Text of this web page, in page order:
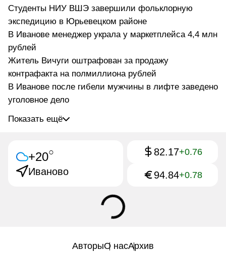
Студенты НИУ ВШЭ завершили фольклорную
экспедицию в Юрьевецком районе
В Иванове менеджер украла у маркетплейса 4,4 млн
рублей
Житель Вичуги оштрафован за продажу
контрафакта на полмиллиона рублей
В Иванове после гибели мужчины в лифте заведено
уголовное дело
Показать ещё
+20○
Иваново
82.17+0.76
94.84+0.78
АвторыО насАрхив